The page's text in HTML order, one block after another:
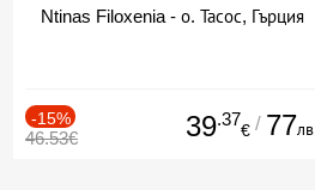
Ntinas Filoxenia - о. Тасос, Гърция
-15%
46.53€ 39.37
€ / 77лв.